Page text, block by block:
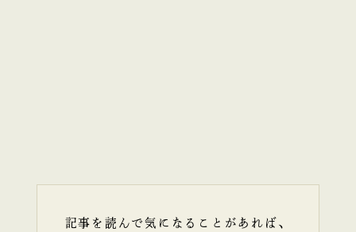
記事を読んで気になることがあれば、